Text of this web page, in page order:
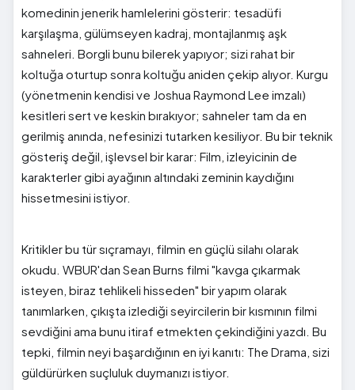
komedinin jenerik hamlelerini gösterir: tesadüfi
karşılaşma, gülümseyen kadraj, montajlanmış aşk
sahneleri. Borgli bunu bilerek yapıyor; sizi rahat bir
koltuğa oturtup sonra koltuğu aniden çekip alıyor. Kurgu
(yönetmenin kendisi ve Joshua Raymond Lee imzalı)
kesitleri sert ve keskin bırakıyor; sahneler tam da en
gerilmiş anında, nefesinizi tutarken kesiliyor. Bu bir teknik
gösteriş değil, işlevsel bir karar: Film, izleyicinin de
karakterler gibi ayağının altındaki zeminin kaydığını
hissetmesini istiyor.
Kritikler bu tür sıçramayı, filmin en güçlü silahı olarak
okudu. WBUR'dan Sean Burns filmi "kavga çıkarmak
isteyen, biraz tehlikeli hisseden" bir yapım olarak
tanımlarken, çıkışta izlediği seyircilerin bir kısmının filmi
sevdiğini ama bunu itiraf etmekten çekindiğini yazdı. Bu
tepki, filmin neyi başardığının en iyi kanıtı: The Drama, sizi
güldürürken suçluluk duymanızı istiyor.